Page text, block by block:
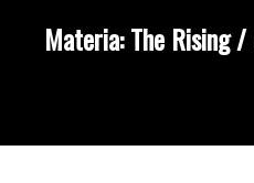
Materia: The Rising